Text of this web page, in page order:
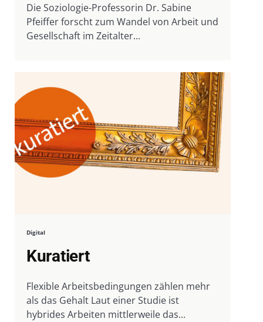
Die Soziologie-Professorin Dr. Sabine
Pfeiffer forscht zum Wandel von Arbeit und
Gesellschaft im Zeitalter...
Digital
Kuratiert
Flexible Arbeitsbedingungen zählen mehr
als das Gehalt Laut einer Studie ist
hybrides Arbeiten mittlerweile das...